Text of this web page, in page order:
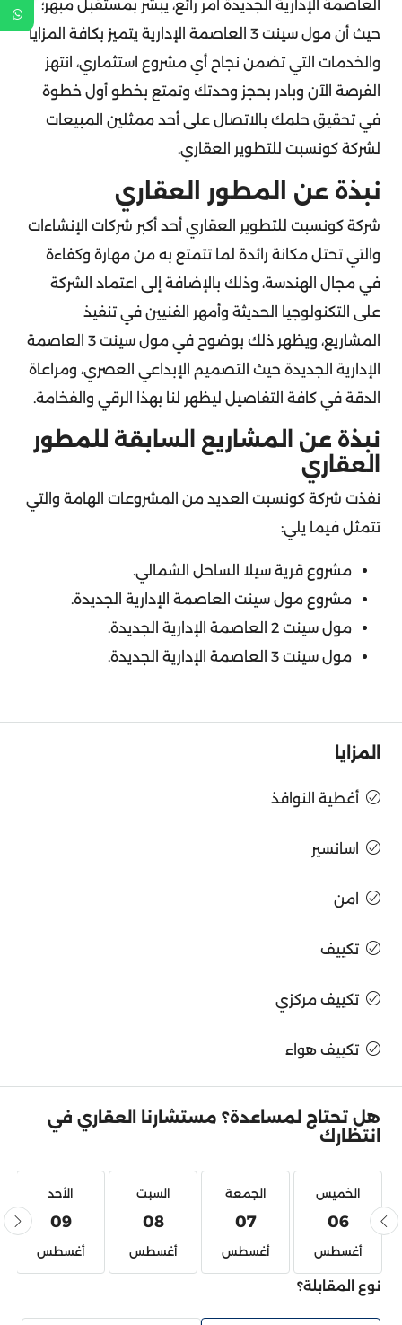
العاصمة الإدارية الجديدة أمر رائع، يبشر بمستقبل مبهر؛
حيث أن مول سينت 3 العاصمة الإدارية يتميز بكافة المزايا
والخدمات التي تضمن نجاح أي مشروع استثماري، انتهز
الفرصة الآن وبادر بحجز وحدتك وتمتع بخطو أول خطوة
في تحقيق حلمك بالاتصال على أحد ممثلين المبيعات
لشركة كونسبت للتطوير العقاري.
نبذة عن المطور العقاري
شركة كونسبت للتطوير العقاري أحد أكبر شركات الإنشاءات
والتي تحتل مكانة رائدة لما تتمتع به من مهارة وكفاءة
في مجال الهندسة، وذلك بالإضافة إلى اعتماد الشركة
على التكنولوجيا الحديثة وأمهر الفنيين في تنفيذ
المشاريع، ويظهر ذلك بوضوح في مول سينت 3 العاصمة
الإدارية الجديدة حيث التصميم الإبداعي العصري، ومراعاة
الدقة في كافة التفاصيل ليظهر لنا بهذا الرقي والفخامة.
نبذة عن المشاريع السابقة للمطور
العقاري
نفذت شركة كونسبت العديد من المشروعات الهامة والتي
تتمثل فيما يلي:
مشروع قرية سيلا الساحل الشمالي.
مشروع مول سينت العاصمة الإدارية الجديدة.
مول سينت 2 العاصمة الإدارية الجديدة.
مول سينت 3 العاصمة الإدارية الجديدة.
المزايا
أغطية النوافذ
اسانسير
امن
تكييف
تكييف مركزي
تكييف هواء
هل تحتاج لمساعدة؟ مستشارنا العقاري في
انتظارك
الخميس
06
أغسطس
الجمعة
07
أغسطس
السبت
08
أغسطس
الأحد
09
أغسطس
نوع المقابلة؟